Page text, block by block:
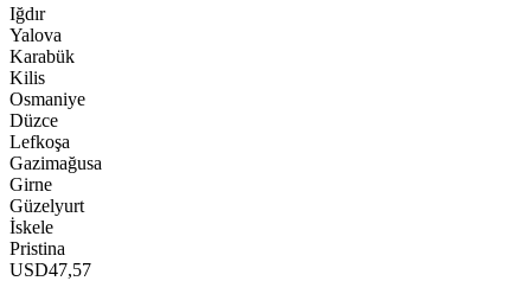
Iğdır
Yalova
Karabük
Kilis
Osmaniye
Düzce
Lefkoşa
Gazimağusa
Girne
Güzelyurt
İskele
Pristina
USD47,57